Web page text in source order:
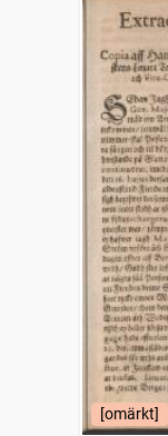
[omärkt]